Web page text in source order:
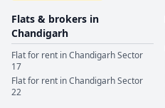
Flats & brokers in
Chandigarh
Flat for rent inChandigarhSector
17
Flat for rent inChandigarhSector
22